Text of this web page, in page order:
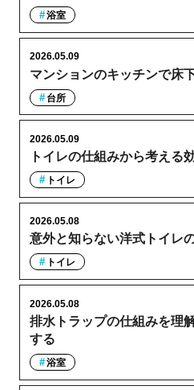
浴室
マンションのキッチンで床
2026.05.09
台所
トイレの仕組みから考える
2026.05.09
トイレ
意外と知らない洋式トイレ
2026.05.08
トイレ
排水トラップの仕組みを理
する
2026.05.08
浴室